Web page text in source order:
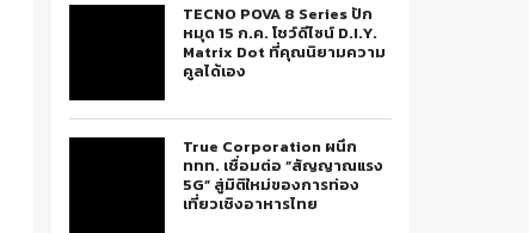
TECNO POVA 8 Series ปัก
หมุด 15 ก.ค. โชว์ดีไซน์ D.I.Y.
Matrix Dot ที่คุณนิยามความ
คูลได้เอง
True Corporation ผนึก
ททท. เชื่อมต่อ “สัญญาณแรง
5G” สู่มิติใหม่ของการท่อง
เที่ยวเชิงอาหารไทย